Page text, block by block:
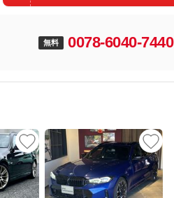
無料 0078-6040-7440